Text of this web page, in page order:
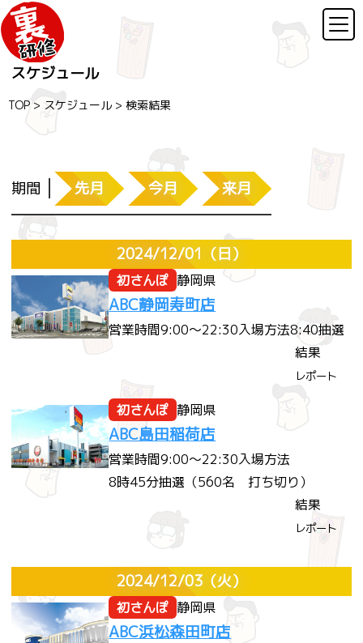
スケジュール
TOP > スケジュール > 検索結果
期間 先月 今月 来月
2024/12/01 （日）
初さんぽ 静岡県
ABC静岡寿町店
営業時間9:00～22:30入場方法8:40抽選
結果
レポート
初さんぽ 静岡県
ABC島田稲荷店
営業時間9:00～22:30入場方法
8時45分抽選（560名 打ち切り）
結果
レポート
2024/12/03 （火）
初さんぽ 静岡県
ABC浜松森田町店